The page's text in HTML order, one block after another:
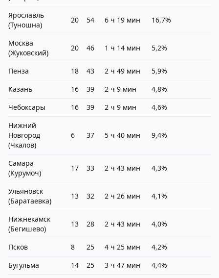
Ярославль
(Туношна)
20 54 6 ч 19 мин 16,7%
Москва
(Жуковский)
20 46 1 ч 14 мин 5,2%
Пенза 18 43 2 ч 49 мин
5,9%
Казань
16 39 2 ч 9 мин
4,8%
Чебоксары
16 39 2 ч 9 мин
4,6%
Нижний
Новгород
(Чкалов)
6 37 5 ч 40 мин 9,4%
Самара
(Курумоч)
17 33 2 ч 43 мин 4,3%
Ульяновск
(Баратаевка)
13 32 2 ч 26 мин 4,1%
Нижнекамск
(Бегишево)
13 28 2 ч 43 мин 4,0%
Псков 8 25 4 ч 25 мин
4,2%
Бугульма
14 25 3 ч 47 мин
4,4%